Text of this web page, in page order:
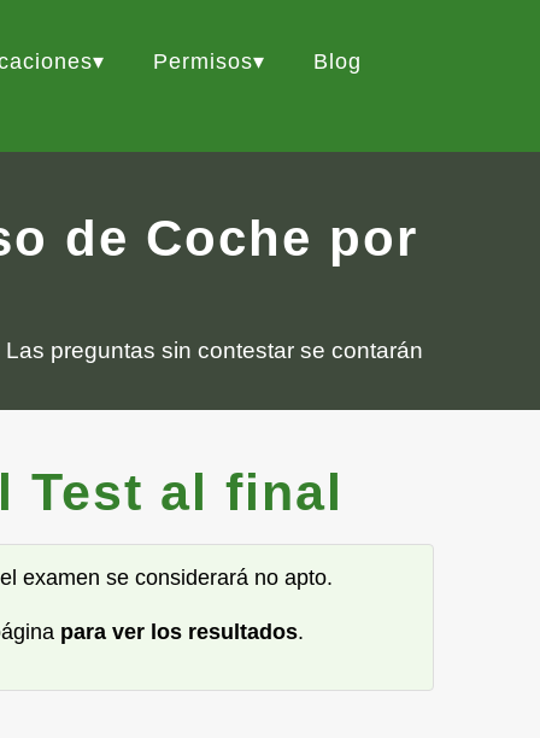
Permisos Blog
de Coche por
preguntas sin contestar se contarán
Test al final
examen se considerará no apto.
para ver los resultados.